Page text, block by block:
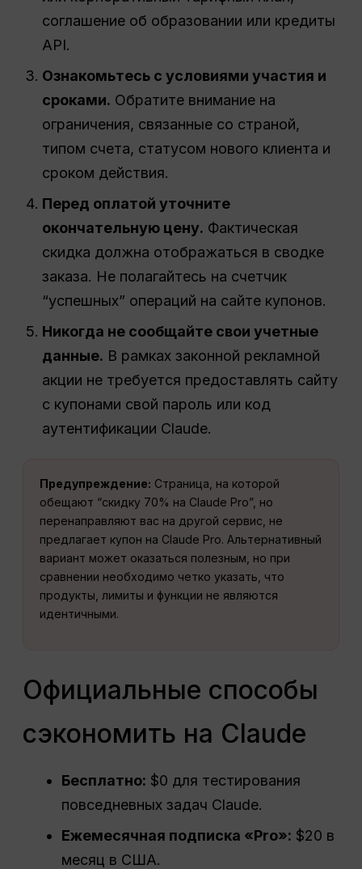
соглашение об образовании или кредиты
API.
Ознакомьтесь с условиями участия и
сроками. Обратите внимание на
ограничения, связанные со страной,
типом счета, статусом нового клиента и
сроком действия.
Перед оплатой уточните
окончательную цену. Фактическая
скидка должна отображаться в сводке
заказа. Не полагайтесь на счетчик
“успешных” операций на сайте купонов.
Никогда не сообщайте свои учетные
данные. В рамках законной рекламной
акции не требуется предоставлять сайту
с купонами свой пароль или код
аутентификации Claude.
Предупреждение: Страница, на которой
обещают “скидку 70% на Claude Pro”, но
перенаправляют вас на другой сервис, не
предлагает купон на Claude Pro. Альтернативный
вариант может оказаться полезным, но при
сравнении необходимо четко указать, что
продукты, лимиты и функции не являются
идентичными.
Официальные способы
сэкономить на Claude
Бесплатно: $0 для тестирования
повседневных задач Claude.
Ежемесячная подписка «Pro»: $20 в
месяц в США.